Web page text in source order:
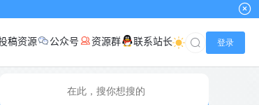
稿资源 公众号 资源群 联系站长 登录